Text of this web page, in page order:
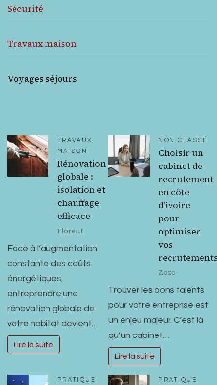
Sécurité
Travaux maison
Voyages séjours
TRAVAUX
MAISON
Rénovation
globale :
isolation et
chauffage
efficace
Florent
Face à l’augmentation
constante des coûts
énergétiques,
entreprendre une
rénovation globale de
votre habitat devient…
Lire la suite
NON CLASSÉ
Choisir un
cabinet de
recrutement
en côte
d’ivoire
pour
optimiser
vos
Zozo
Trouver les bons talents
pour votre entreprise est
un enjeu majeur. C’est là
qu’un cabinet…
Lire la suite
PRATIQUE PRATIQUE